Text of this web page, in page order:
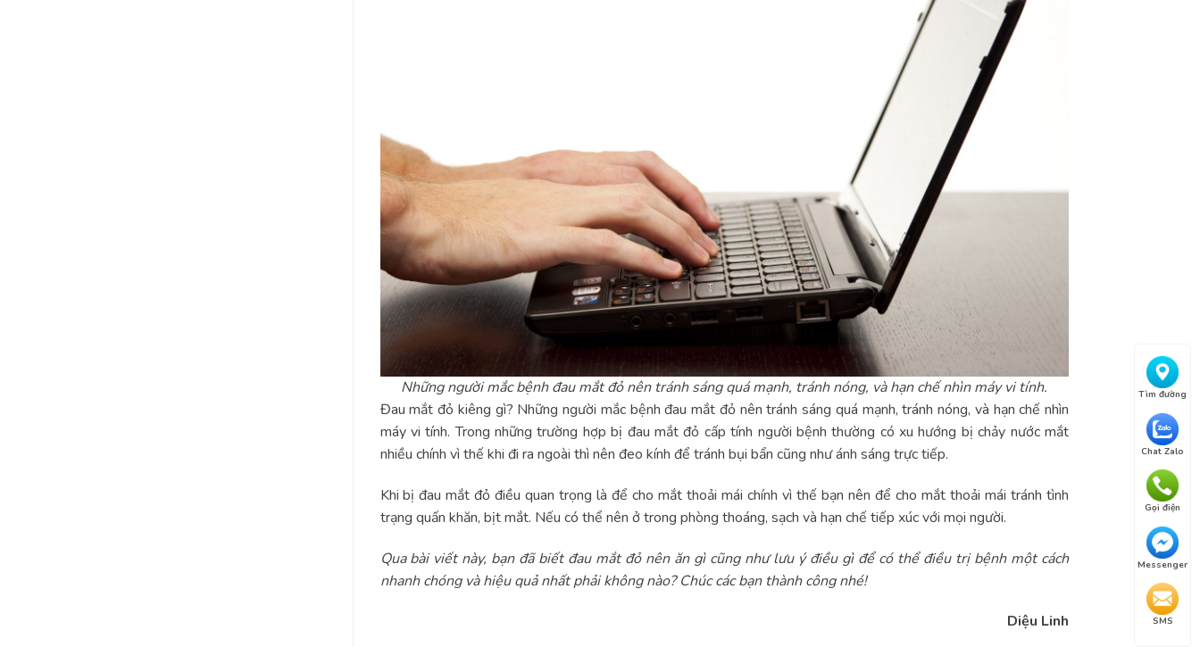
Tìm đường
Chat Zalo
Gọi điện
Messenger
SMS
Những người mắc bệnh đau mắt đỏ nên tránh sáng quá mạnh, tránh nóng, và hạn chế nhìn máy vi tính.
Đau mắt đỏ kiêng gì? Những người mắc bệnh đau mắt đỏ nên tránh sáng quá mạnh, tránh nóng, và hạn chế nhìn
máy vi tính. Trong những trường hợp bị đau mắt đỏ cấp tính người bệnh thường có xu hướng bị chảy nước mắt
nhiều chính vì thế khi đi ra ngoài thì nên đeo kính để tránh bụi bẩn cũng như ánh sáng trực tiếp.
Khi bị đau mắt đỏ điều quan trọng là để cho mắt thoải mái chính vì thế bạn nên để cho mắt thoải mái tránh tình
trạng quấn khăn, bịt mắt. Nếu có thể nên ở trong phòng thoáng, sạch và hạn chế tiếp xúc với mọi người.
Qua bài viết này, bạn đã biết đau mắt đỏ nên ăn gì cũng như lưu ý điều gì để có thể điều trị bệnh một cách
nhanh chóng và hiệu quả nhất phải không nào? Chúc các bạn thành công nhé!
Diệu Linh